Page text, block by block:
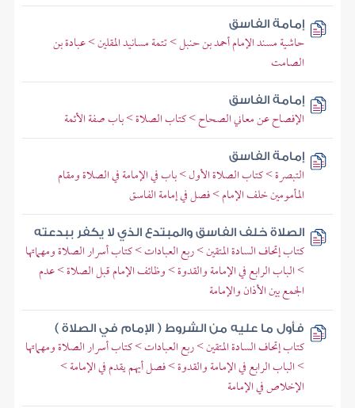
إمامة الفاسق
حاشية مسند الإمام أحمد بن حنبل > تتمة مسانيد المقلين > عبادة بن
الصامت
إمامة الفاسق
الإفصاح عن معاني الصحاح > كتاب الصلاة > باب صفة الأئمة
إمامة الفاسق
التبصرة > كتاب الصلاة الأول > باب في الإمامة في الصلاة ومقام
المأمومين خلف الإمام > فصل في إمامة الفاسق
الصلاة خلف الفاسق والمبتدع الذي لا يكفر ببدعته
كتاب إتحاف السادة المتقين > ربع العبادات > كتاب أسرار الصلاة ومهماتها
> الباب الرابع في الإمامة والقدوة > وظائف الإمام قبل الصلاة > عدم
الجمع بين الأذان والإمامة
فأول ما عليه من الشروط ( الإمام في الصلاة )
كتاب إتحاف السادة المتقين > ربع العبادات > كتاب أسرار الصلاة ومهماتها
> الباب الرابع في الإمامة والقدوة > فصل أيهم يقدم في الإمامة >
الإخلاص في الإمامة